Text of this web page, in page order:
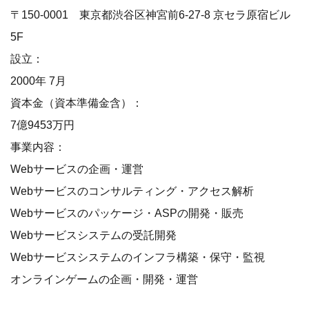
〒150-0001 東京都渋谷区神宮前6-27-8 京セラ原宿ビル
5F
設立：
2000年 7月
資本金（資本準備金含）：
7億9453万円
事業内容：
Webサービスの企画・運営
Webサービスのコンサルティング・アクセス解析
Webサービスのパッケージ・ASPの開発・販売
Webサービスシステムの受託開発
Webサービスシステムのインフラ構築・保守・監視
オンラインゲームの企画・開発・運営